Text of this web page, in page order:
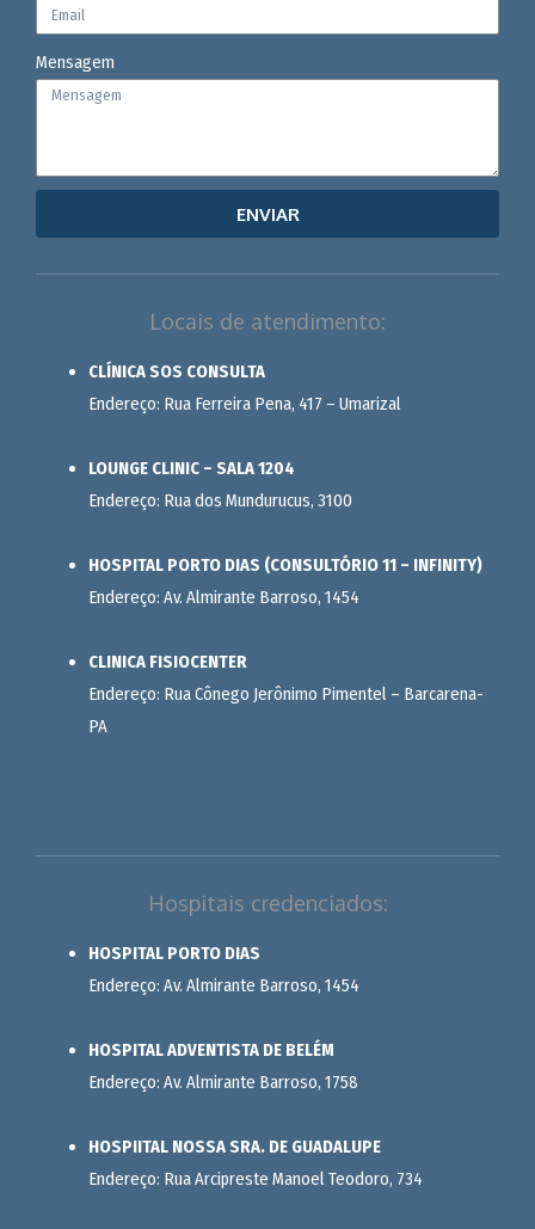
Mensagem
ENVIAR
Locais de atendimento:
CLÍNICA SOS CONSULTA
Endereço: Rua Ferreira Pena, 417 – Umarizal
LOUNGE CLINIC – SALA 1204
Endereço: Rua dos Mundurucus, 3100
HOSPITAL PORTO DIAS (CONSULTÓRIO 11 – INFINITY)
Endereço: Av. Almirante Barroso, 1454
CLINICA FISIOCENTER
Endereço: Rua Cônego Jerônimo Pimentel – Barcarena-
PA
Hospitais credenciados:
HOSPITAL PORTO DIAS
Endereço: Av. Almirante Barroso, 1454
HOSPITAL ADVENTISTA DE BELÉM
Endereço: Av. Almirante Barroso, 1758
HOSPIITAL NOSSA SRA. DE GUADALUPE
Endereço: Rua Arcipreste Manoel Teodoro, 734